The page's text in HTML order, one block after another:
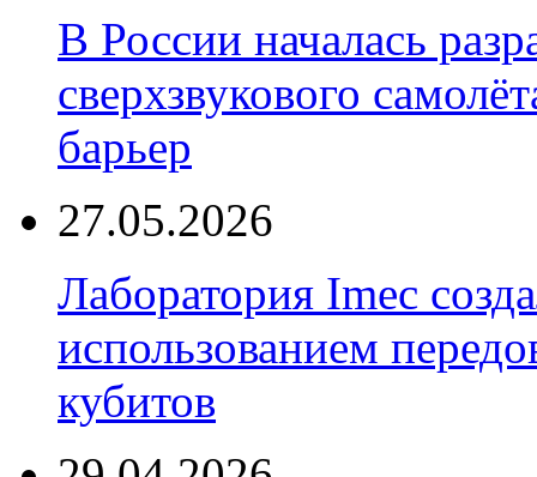
В России началась
сверхзвукового
барьер
27.05.2026
Лаборатория Imec
использованием
кубитов